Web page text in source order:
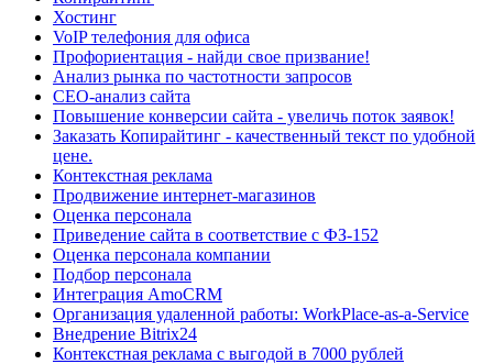
Хостинг
VoIP телефония для офиса
Профориентация - найди свое призвание!
Анализ рынка по частотности запросов
СЕО-анализ сайта
Повышение конверсии сайта - увеличь поток заявок!
Заказать Копирайтинг - качественный текст по удобной
цене.
Контекстная реклама
Продвижение интернет-магазинов
Оценка персонала
Приведение сайта в соответствие с ФЗ-152
Оценка персонала компании
Подбор персонала
Интеграция AmoCRM
Организация удаленной работы: WorkPlace-as-a-Service
Внедрение Bitrix24
Контекстная реклама с выгодой в 7000 рублей